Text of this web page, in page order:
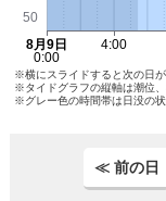
※横にスライドすると次の日が
※タイドグラフの縦軸は潮位
※グレー色の時間帯は日没の状
≪ 前の日